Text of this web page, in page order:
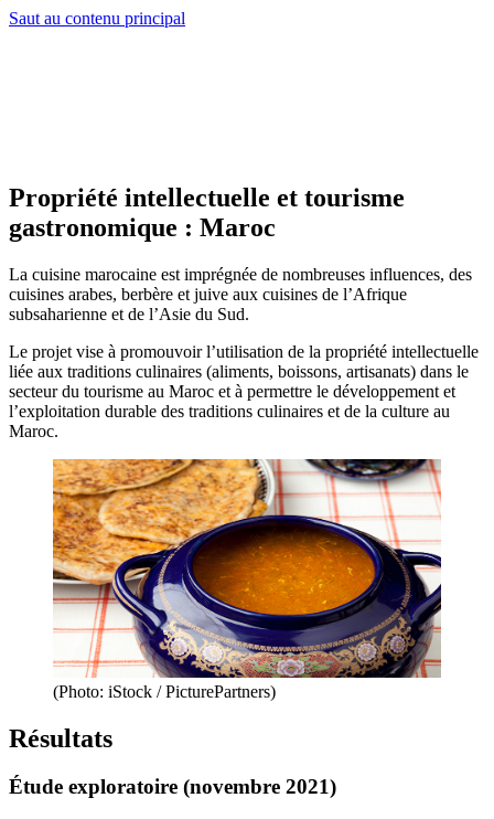
Saut au contenu principal
Propriété intellectuelle et tourisme
gastronomique : Maroc
La cuisine marocaine est imprégnée de nombreuses influences, des
cuisines arabes, berbère et juive aux cuisines de l’Afrique
subsaharienne et de l’Asie du Sud.
Le projet vise à promouvoir l’utilisation de la propriété intellectuelle
liée aux traditions culinaires (aliments, boissons, artisanats) dans le
secteur du tourisme au Maroc et à permettre le développement et
l’exploitation durable des traditions culinaires et de la culture au
Maroc.
(Photo: iStock / PicturePartners)
Résultats
Étude exploratoire (novembre 2021)